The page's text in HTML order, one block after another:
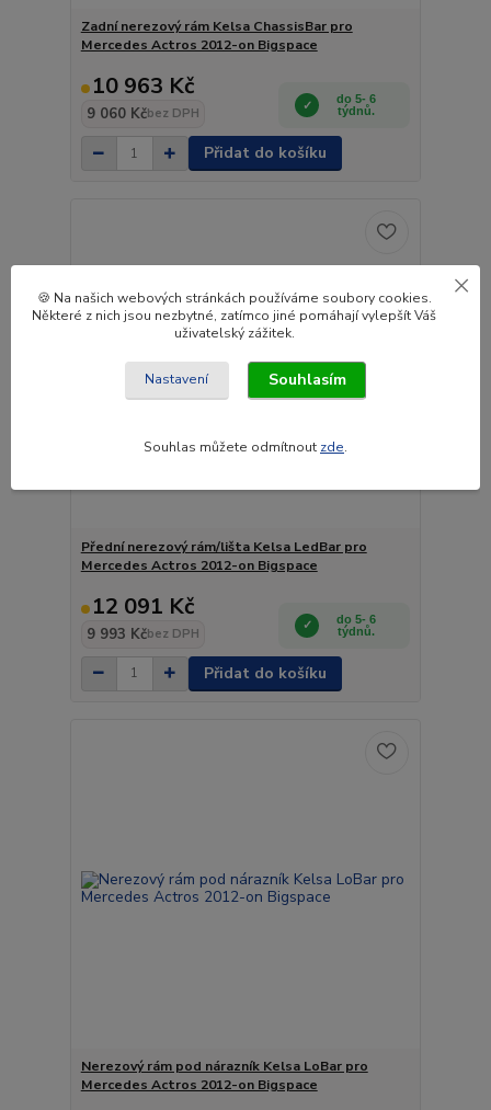
Zadní nerezový rám Kelsa ChassisBar pro
Mercedes Actros 2012-on Bigspace
10 963 Kč
9 060 Kčbez DPH
do 5- 6
týdnů.
Přidat do košíku
Přední nerezový rám/lišta Kelsa LedBar pro
Mercedes Actros 2012-on Bigspace
12 091 Kč
9 993 Kčbez DPH
do 5- 6
týdnů.
Přidat do košíku
Nerezový rám pod nárazník Kelsa LoBar pro
Mercedes Actros 2012-on Bigspace
🍪 Na našich webových stránkách používáme soubory cookies.
Některé z nich jsou nezbytné, zatímco jiné pomáhají vylepšít Váš
uživatelský zážitek.
Nastavení Souhlasím
Souhlas můžete odmítnout zde.